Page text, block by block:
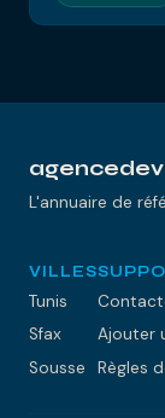
L'annuaire de
VILLES
Tunis
Sfax
Sousse
Ajouter
Règles